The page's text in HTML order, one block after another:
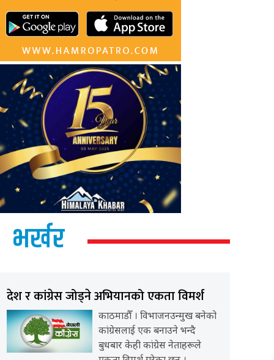
भर्खर
देश र कांग्रेस जोड्ने अभियानको एकता विमर्श
काठमाडौँ । विभाजनउन्मुख बनेको
कांग्रेसलाई एक बनाउने भन्दै
बुधबार केही कांग्रेस नेताहरूले